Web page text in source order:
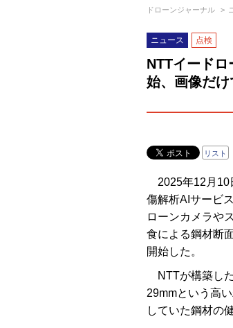
ドローンジャーナル
ニュース 点検
NTTイード
始、画像だ
リスト
2025年12月10
傷解析AIサービ
ローンカメラや
食による鋼材断
開始した。
NTTが構築し
29mmという高
していた鋼材の